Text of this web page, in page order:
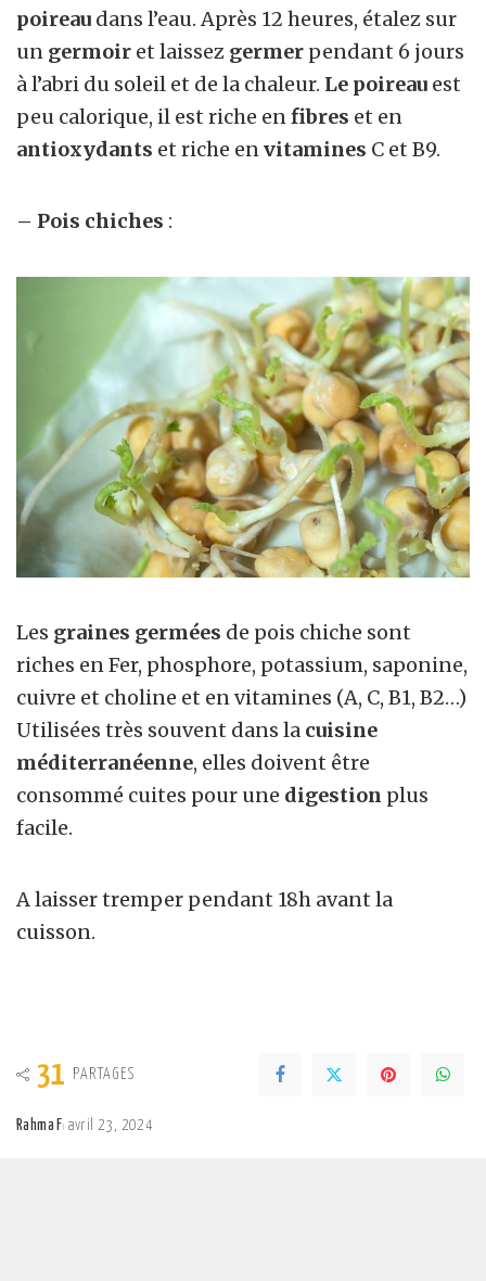
poireau dans l’eau. Après 12 heures, étalez sur
un germoir et laissez germer pendant 6 jours
à l’abri du soleil et de la chaleur. Le poireau est
peu calorique, il est riche enfibres et en
antioxydants et riche envitamines C et B9.
– Pois chiches :
Les graines germées de pois chiche sont
riches en Fer, phosphore, potassium, saponine,
cuivre et choline et en vitamines (A, C, B1, B2…)
Utilisées très souvent dans la cuisine
méditerranéenne, elles doivent être
consommé cuites pour une digestion plus
facile.
A laisser tremper pendant 18h avant la
cuisson.
31 PARTAGES
Rahma F avril 23, 2024